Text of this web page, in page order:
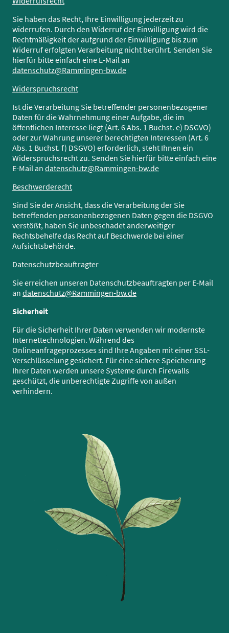
Sie haben das Recht, Ihre Einwilligung jederzeit zu
widerrufen. Durch den Widerruf der Einwilligung wird die
Rechtmäßigkeit der aufgrund der Einwilligung bis zum
Widerruf erfolgten Verarbeitung nicht berührt. Senden Sie
hierfür bitte einfach eine E-Mail an
datenschutz@Rammingen-bw.de
Widerspruchsrecht
Ist die Verarbeitung Sie betreffender personenbezogener
Daten für die Wahrnehmung einer Aufgabe, die im
öffentlichen Interesse liegt (Art. 6 Abs. 1 Buchst. e) DSGVO)
oder zur Wahrung unserer berechtigten Interessen (Art. 6
Abs. 1 Buchst. f) DSGVO) erforderlich, steht Ihnen ein
Widerspruchsrecht zu. Senden Sie hierfür bitte einfach eine
E-Mail an datenschutz@Rammingen-bw.de
Beschwerderecht
Sind Sie der Ansicht, dass die Verarbeitung der Sie
betreffenden personenbezogenen Daten gegen die DSGVO
verstößt, haben Sie unbeschadet anderweitiger
Rechtsbehelfe das Recht auf Beschwerde bei einer
Aufsichtsbehörde.
Datenschutzbeauftragter
Sie erreichen unseren Datenschutzbeauftragten per E-Mail
an datenschutz@Rammingen-bw.de
Sicherheit
Für die Sicherheit Ihrer Daten verwenden wir modernste
Internettechnologien. Während des
Onlineanfrageprozesses sind Ihre Angaben mit einer SSL-
Verschlüsselung gesichert. Für eine sichere Speicherung
Ihrer Daten werden unsere Systeme durch Firewalls
geschützt, die unberechtigte Zugriffe von außen
verhindern.